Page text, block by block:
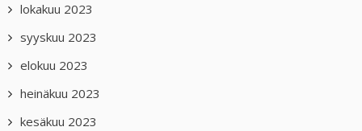
lokakuu 2023
syyskuu 2023
elokuu 2023
heinäkuu 2023
kesäkuu 2023